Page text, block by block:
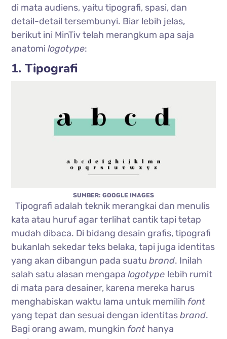
di mata audiens, yaitu tipografi, spasi, dan
detail-detail tersembunyi. Biar lebih jelas,
berikut ini MinTiv telah merangkum apa saja
anatomilogotype:
1. Tipografi
SUMBER: GOOGLE IMAGES
Tipografi adalah teknik merangkai dan menulis
kata atau huruf agar terlihat cantik tapi tetap
mudah dibaca. Di bidang desain grafis, tipografi
bukanlah sekedar teks belaka, tapi juga identitas
yang akan dibangun pada suatubrand. Inilah
salah satu alasan mengapalogotype lebih rumit
di mata para desainer, karena mereka harus
menghabiskan waktu lama untuk memilih font
yang tepat dan sesuai dengan identitasbrand.
Bagi orang awam, mungkin font hanya